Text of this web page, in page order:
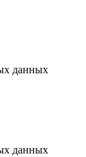
данных
данных